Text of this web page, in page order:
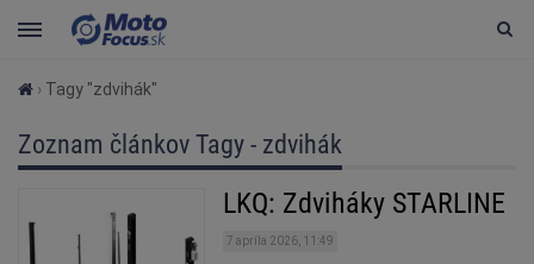
› Tagy "zdvihák"
Zoznam článkov Tagy - zdvihák
LKQ: Zdviháky STARLINE
7 apríla 2026, 11:49